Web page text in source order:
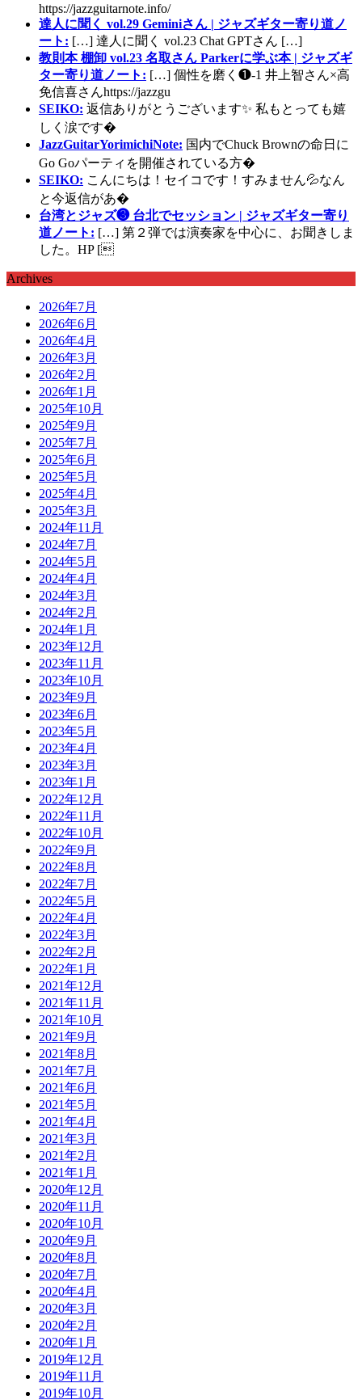
https://jazzguitarnote.info/
達人に聞く vol.29 Geminiさん | ジャズギター寄り道ノ
ート: […] 達人に聞く vol.23 Chat GPTさん […]
教則本 棚卸 vol.23 名取さん Parkerに学ぶ本 | ジャズギ
ター寄り道ノート: […] 個性を磨く❶-1 井上智さん×高
免信喜さんhttps://jazzgu
SEIKO: 返信ありがとうございます✨ 私もとっても嬉
しく涙です�
JazzGuitarYorimichiNote: 国内でChuck Brownの命日に
Go Goパーティを開催されている方�
SEIKO: こんにちは！セイコです！すみません💦なん
と今返信があ�
台湾とジャズ❸ 台北でセッション | ジャズギター寄り
道ノート: […] 第２弾では演奏家を中心に、お聞きしま
した。HP [
Archives
2026年7月
2026年6月
2026年4月
2026年3月
2026年2月
2026年1月
2025年10月
2025年9月
2025年7月
2025年6月
2025年5月
2025年4月
2025年3月
2024年11月
2024年7月
2024年5月
2024年4月
2024年3月
2024年2月
2024年1月
2023年12月
2023年11月
2023年10月
2023年9月
2023年6月
2023年5月
2023年4月
2023年3月
2023年1月
2022年12月
2022年11月
2022年10月
2022年9月
2022年8月
2022年7月
2022年5月
2022年4月
2022年3月
2022年2月
2022年1月
2021年12月
2021年11月
2021年10月
2021年9月
2021年8月
2021年7月
2021年6月
2021年5月
2021年4月
2021年3月
2021年2月
2021年1月
2020年12月
2020年11月
2020年10月
2020年9月
2020年8月
2020年7月
2020年4月
2020年3月
2020年2月
2020年1月
2019年12月
2019年11月
2019年10月